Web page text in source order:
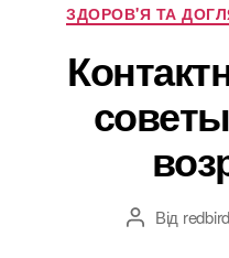
ЗДОРОВ'Я ТА
Автор
Від